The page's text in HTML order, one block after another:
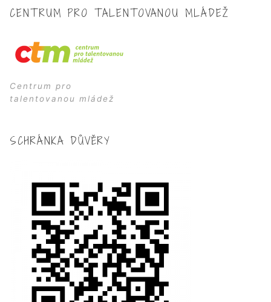
CENTRUM PRO TALENTOVANOU MLÁDEŽ
Centrum pro
talentovanou mládež
SCHRÁNKA DŮVĚRY